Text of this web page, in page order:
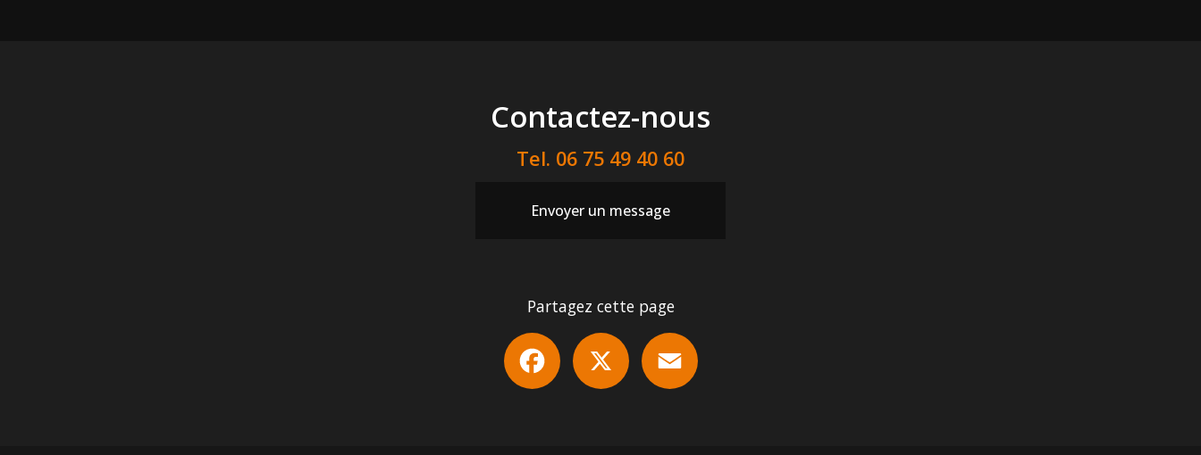
Contactez-nous
Tel. 06 75 49 40 60
Envoyer un message
Partagez cette page
Facebook